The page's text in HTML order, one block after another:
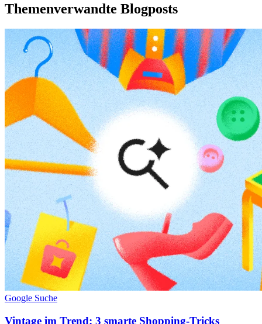
Themenverwandte Blogposts
Google Suche
Vintage im Trend: 3 smarte Shopping-Tricks